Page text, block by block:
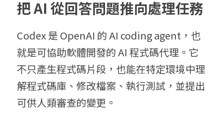
把 AI 從回答問題推向處理任務
Codex 是 OpenAI 的 AI coding agent，也
就是可協助軟體開發的 AI 程式碼代理。它
不只產生程式碼片段，也能在特定環境中理
解程式碼庫、修改檔案、執行測試，並提出
可供人類審查的變更。